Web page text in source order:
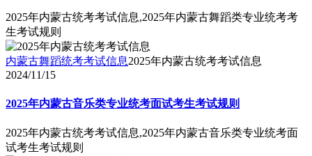
2025年内蒙古统考考试信息,2025年内蒙古舞蹈类专业统考考
生考试规则
内蒙古舞蹈统考考试信息2025年内蒙古统考考试信息
2024/11/15
2025年内蒙古音乐类专业统考面试考生考试规则
2025年内蒙古统考考试信息,2025年内蒙古音乐类专业统考面
试考生考试规则